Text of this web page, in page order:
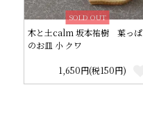
SOLD OUT
木と土calm 坂本祐樹 葉っぱ
のお皿 小 クワ
1,650円(税150円)